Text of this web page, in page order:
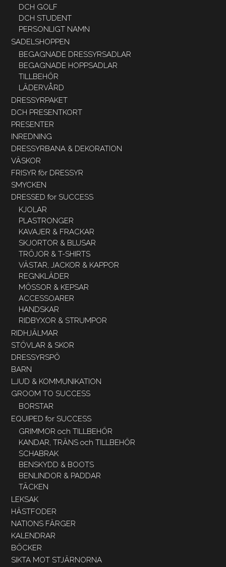
DCH GOLF
DCH STUDENT
PERSONLIGT NAMN
SADELSHOPPEN
BEGAGNADE DRESSYRSADLAR
BEGAGNADE HOPPSADLAR
TILLBEHÖR
LÄDERVÅRD
DRESSYRPAKET
DCH PRESENTKORT
PRESENTER
INREDNING
DRESSYRBANA & DEKORATION
VÄSKOR
FRISYR för DRESSYR
SMYCKEN
DRESSED for SUCCESS
KJOLAR
PLASTRONGER
KAVAJER & FRACKAR
SKJORTOR & BLUSAR
TRÖJOR & T-SHIRTS
VÄSTAR, JACKOR & KAPPOR
REGNKLÄDER
MÖSSOR & KEPSAR
ACCESSOARER
HANDSKAR
RIDBYXOR & STRUMPOR
RIDHJÄLMAR
STÖVLAR & SKOR
DRESSYRSPÖ
BARN
LJUD & KOMMUNIKATION
GROOM TO SUCCESS
BORSTAR
EQUIPED for SUCCESS
GRIMMOR och TILLBEHÖR
KANDAR, TRÄNS och TILLBEHÖR
SCHABRAK
BENSKYDD & BOOTS
BENLINDOR & PADDAR
TÄCKEN
LEKSAK
HÄSTFODER
NATIONS FÄRGER
KALENDRAR
BÖCKER
SIKTA MOT STJÄRNORNA